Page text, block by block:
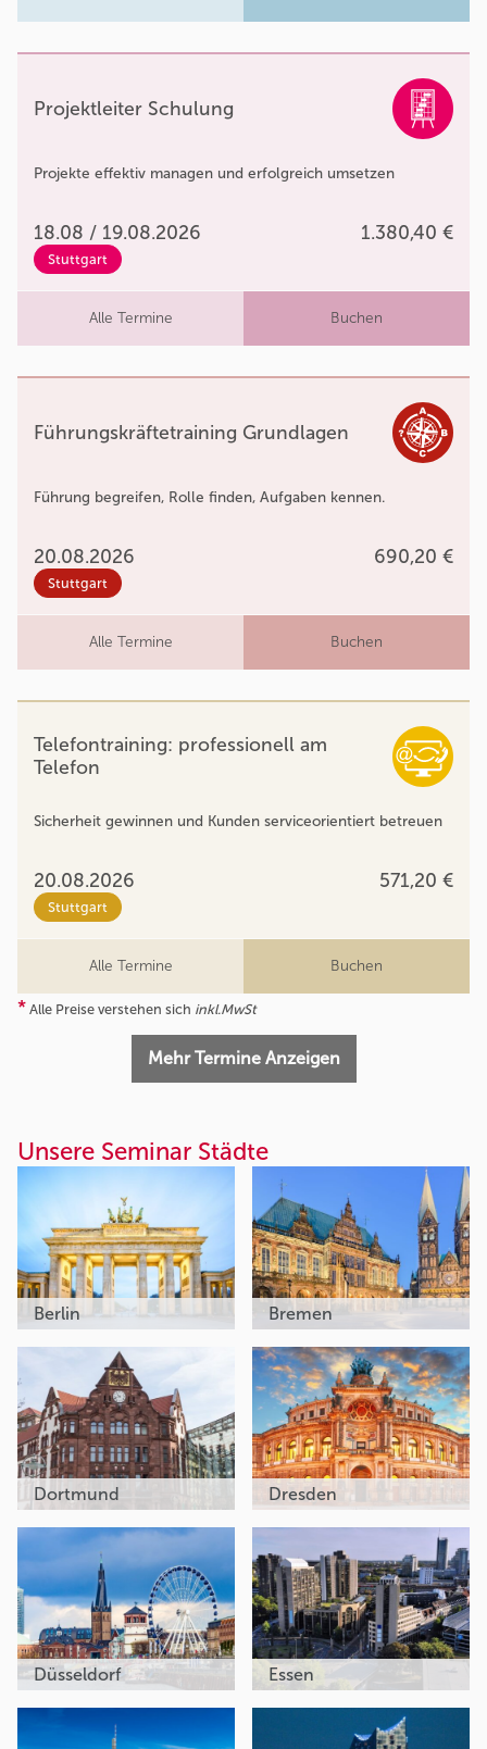
Projektleiter Schulung
Projekte effektiv managen und erfolgreich umsetzen
18.08 / 19.08.2026 1.380,40 €
Stuttgart
Alle Termine Buchen
Führungskräftetraining Grundlagen
Führung begreifen, Rolle finden, Aufgaben kennen.
20.08.2026 690,20 €
Stuttgart
Alle Termine Buchen
Telefontraining: professionell am
Telefon
Sicherheit gewinnen und Kunden serviceorientiert betreuen
20.08.2026 571,20 €
Stuttgart
Alle Termine Buchen
* Alle Preise verstehen sich inkl.MwSt
Mehr Termine Anzeigen
Unsere Seminar Städte
Berlin Bremen
Dortmund Dresden
Düsseldorf Essen